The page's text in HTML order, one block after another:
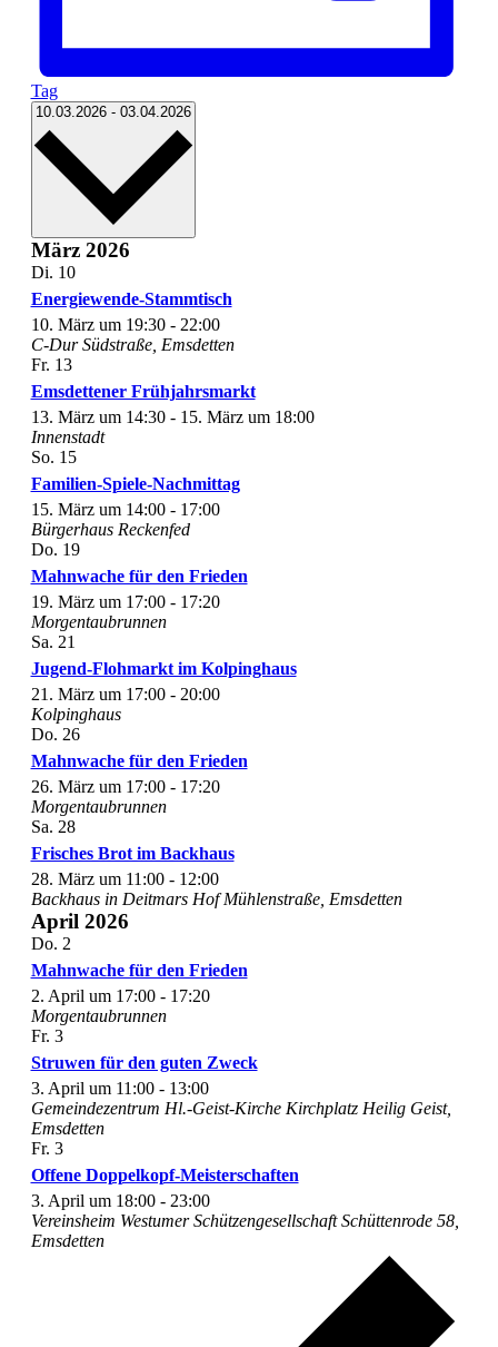
Tag
10.03.2026 - 03.04.2026 Datum
März 2026
Di. 10
Energiewende-Stammtisch
10. März um 19:30- 22:00
C-DurSüdstraße, Emsdetten
Fr. 13
Emsdettener Frühjahrsmarkt
13. März um 14:30- 15. März um 18:00
Innenstadt
So. 15
Familien-Spiele-Nachmittag
15. März um 14:00- 17:00
Bürgerhaus Reckenfed
Do. 19
Mahnwache für den Frieden
19. März um 17:00- 17:20
Morgentaubrunnen
Sa. 21
Jugend-Flohmarkt im Kolpinghaus
21. März um 17:00- 20:00
Kolpinghaus
Do. 26
Mahnwache für den Frieden
26. März um 17:00- 17:20
Morgentaubrunnen
Sa. 28
Frisches Brot im Backhaus
28. März um 11:00- 12:00
Backhaus in Deitmars HofMühlenstraße, Emsdetten
April 2026
Do. 2
Mahnwache für den Frieden
2. April um 17:00- 17:20
Morgentaubrunnen
Fr. 3
Struwen für den guten Zweck
3. April um 11:00- 13:00
Gemeindezentrum Hl.-Geist-Kirche Kirchplatz Heilig Geist,
Emsdetten
Fr. 3
Offene Doppelkopf-Meisterschaften
3. April um 18:00- 23:00
Vereinsheim Westumer SchützengesellschaftSchüttenrode 58,
Emsdetten